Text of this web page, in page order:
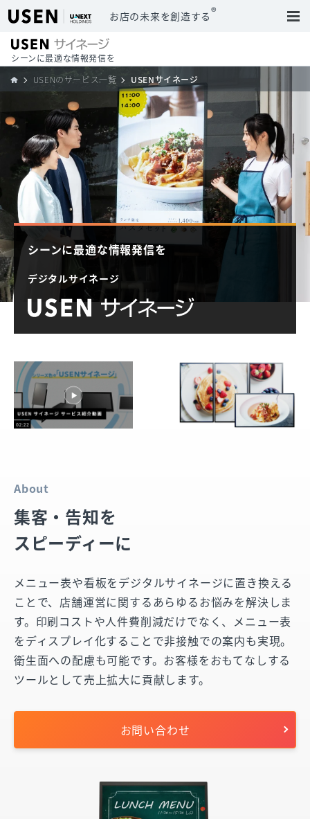
お店の未来を創造する®
シーンに最適な情報発信を
USENのサービス一覧
USENサイネージ
シーンに最適な情報発信を
デジタルサイネージ
About
集客・告知を
スピーディーに
メニュー表や看板をデジタルサイネージに置き換える
ことで、店舗運営に関するあらゆるお悩みを解決しま
す。印刷コストや人件費削減だけでなく、メニュー表
をディスプレイ化することで非接触での案内も実現。
衛生面への配慮も可能です。お客様をおもてなしする
ツールとして売上拡大に貢献します。
お問い合わせ